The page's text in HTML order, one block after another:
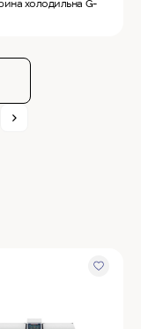
холодильна G-